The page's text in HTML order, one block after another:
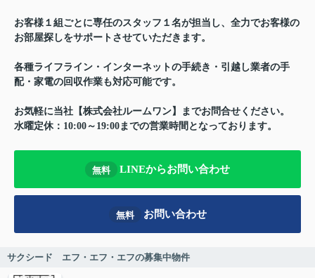
お客様１組ごとに専任のスタッフ１名が担当し、全力でお客様の
お部屋探しをサポートさせていただきます。
各種ライフライン・インターネットの手続き・引越し業者の手
配・家電の回収作業も対応可能です。
お気軽に当社【株式会社ルームワン】までお問合せください。
水曜定休：10:00～19:00までの営業時間となっております。
無料 LINEからお問い合わせ
無料 お問い合わせ
サクシード エフ・エフ・エフの募集中物件